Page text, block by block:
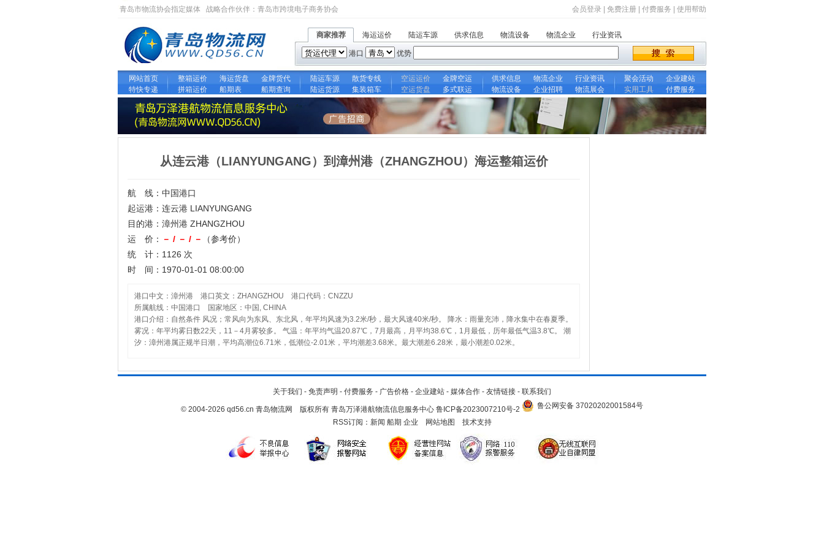
青岛市物流协会指定媒体 战略合作伙伴： 青岛市跨境电子商务协会 会员登录 免费注册 付费服务 使用帮助
商家推荐 海运运价 陆运车源 供求信息 物流设备 物流企业 行业资讯
港口 优势
网站首页 整箱运价 海运货盘 金牌货代 陆运车源 散货专线 空运运价 金牌空运 供求信息 物流企业 行业资讯 聚会活动
企业建站
特快专递
拼箱运价 船期表 船期查询 陆运货源 集装箱车 空运货盘 多式联运 物流设备 企业招聘 物流展会 实用工具 付费服务
从连云港（LIANYUNGANG）到漳州港（ZHANGZHOU）海运整箱运价
航 线：中国港口
起运港：连云港 LIANYUNGANG
目的港：漳州港 ZHANGZHOU
运 价：
－ / － / －
（参考价）
统 计：1126 次
时 间：1970-01-01 08:00:00
港口中文：漳州港 港口英文：ZHANGZHOU 港口代码：CNZZU
所属航线：中国港口 国家地区：中国, CHINA
港口介绍：自然条件 风况；常风向为东风、东北风，年平均风速为3.2米/秒，最大风速40米/秒。 降水：雨量充沛，降水集中在春夏季。
雾况：年平均雾日数22天，11－4月雾较多。 气温：年平均气温20.87℃，7月最高，月平均38.6℃，1月最低，历年最低气温3.8℃。 潮
汐：漳州港属正规半日潮，平均高潮位6.71米，低潮位-2.01米，平均潮差3.68米。最大潮差6.28米，最小潮差0.02米。
关于我们 - 免责声明 - 付费服务 - 广告价格 - 企业建站 - 媒体合作 - 友情链接 - 联系我们
© 2004-2026 qd56.cn 青岛物流网 版权所有 青岛万泽港航物流信息服务中心 鲁ICP备2023007210号-2
鲁公网安备 37020202001584号
RSS订阅： 新闻 船期 企业 网站地图 技术支持